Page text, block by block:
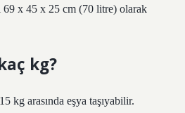
69 x 45 x 25 cm (70 litre) olarak
kg?
kg arasında eşya taşıyabilir.